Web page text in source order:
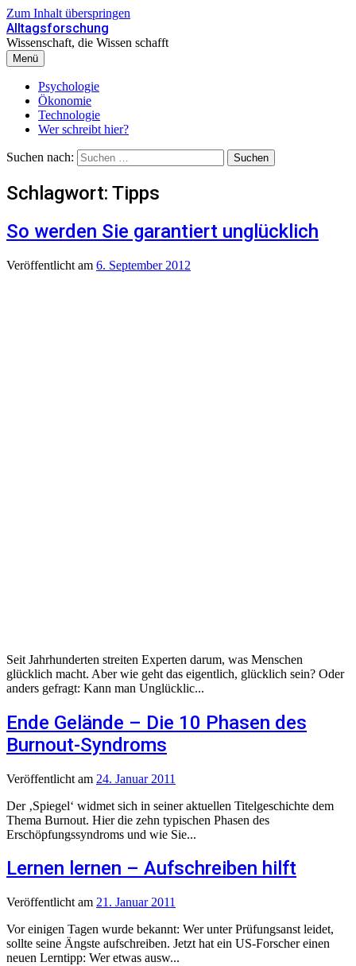
Zum Inhalt überspringen
Alltagsforschung
Wissenschaft, die Wissen schafft
Menü
Psychologie
Ökonomie
Technologie
Wer schreibt hier?
Suchen nach:
Schlagwort: Tipps
So werden Sie garantiert unglücklich
Veröffentlicht am 6. September 2012
Seit Jahrhunderten streiten Experten darum, was Menschen
glücklich macht. Aber wie geht das eigentlich, glücklich sein? Oder
anders gefragt: Kann man Unglücklic...
Ende Gelände – Die 10 Phasen des
Burnout-Syndroms
Veröffentlicht am 24. Januar 2011
Der ‚Spiegel‘ widmet sich in seiner aktuellen Titelgeschichte dem
Thema Burnout. Hier die zehn typischen Phasen des
Erschöpfungssyndroms und wie Sie...
Lernen lernen – Aufschreiben hilft
Veröffentlicht am 21. Januar 2011
Vor einigen Tagen wurde bekannt: Wer unter Prüfungsanst leidet,
sollte seine Ängste aufschreiben. Jetzt hat ein US-Forscher einen
neuen Lerntipp: Wer etwas ausw...